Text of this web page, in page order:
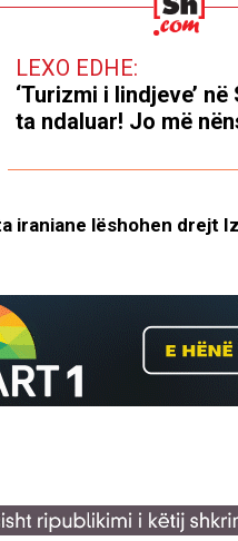
LEXO EDHE:
‘Turizmi i lindjeve’
ta ndaluar! Jo më
iraniane lëshohen drejt